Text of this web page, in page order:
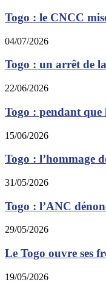
Togo : le CNCC
04/07/2026
Togo : un arrêt de
22/06/2026
Togo : pendant que
15/06/2026
Togo : l’hommage
31/05/2026
Togo : l’ANC
29/05/2026
Le Togo ouvre ses
19/05/2026